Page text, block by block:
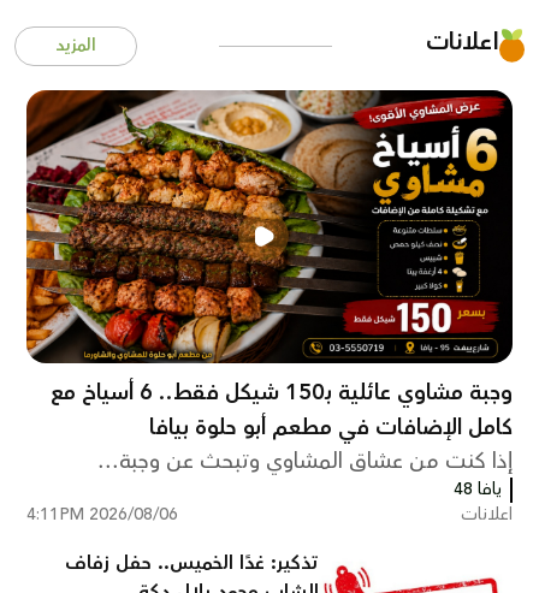
اعلانات المزيد
وجبة مشاوي عائلية بـ150 شيكل فقط.. 6 أسياخ مع
كامل الإضافات في مطعم أبو حلوة بيافا
إذا كنت من عشاق المشاوي وتبحث عن وجبة...
يافا 48
اعلانات
2026/08/06 4:11PM
تذكير: غدًا الخميس.. حفل زفاف